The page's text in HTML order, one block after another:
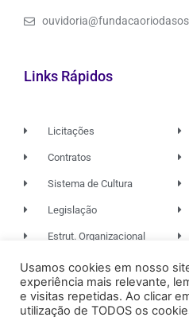
Links Rápidos
Licitações
Contratos
Sistema de Cultura
Legislação
Estrut. Organizacional
© 2026. TODOS OS
Usamos cookies em nosso
experiência mais relevante,
e visitas repetidas. Ao clicar
utilização de TODOS os